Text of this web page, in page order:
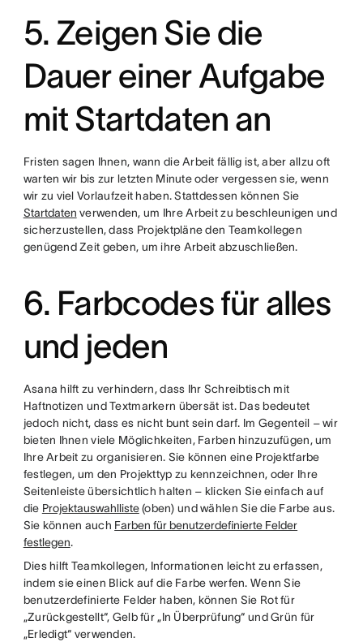
5. Zeigen Sie die
Dauer einer Aufgabe
mit Startdaten an
Fristen sagen Ihnen, wann die Arbeit fällig ist, aber allzu oft
warten wir bis zur letzten Minute oder vergessen sie, wenn
wir zu viel Vorlaufzeit haben. Stattdessen können Sie
Startdaten verwenden, um Ihre Arbeit zu beschleunigen und
sicherzustellen, dass Projektpläne den Teamkollegen
genügend Zeit geben, um ihre Arbeit abzuschließen.
6. Farbcodes für alles
und jeden
Asana hilft zu verhindern, dass Ihr Schreibtisch mit
Haftnotizen und Textmarkern übersät ist. Das bedeutet
jedoch nicht, dass es nicht bunt sein darf. Im Gegenteil – wir
bieten Ihnen viele Möglichkeiten, Farben hinzuzufügen, um
Ihre Arbeit zu organisieren. Sie können eine Projektfarbe
festlegen, um den Projekttyp zu kennzeichnen, oder Ihre
Seitenleiste übersichtlich halten – klicken Sie einfach auf
die Projektauswahlliste(oben) und wählen Sie die Farbe aus.
Sie können auch Farben für benutzerdefinierte Felder
festlegen.
Dies hilft Teamkollegen, Informationen leicht zu erfassen,
indem sie einen Blick auf die Farbe werfen. Wenn Sie
benutzerdefinierte Felder haben, können Sie Rot für
„Zurückgestellt“, Gelb für „In Überprüfung“ und Grün für
„Erledigt“ verwenden.